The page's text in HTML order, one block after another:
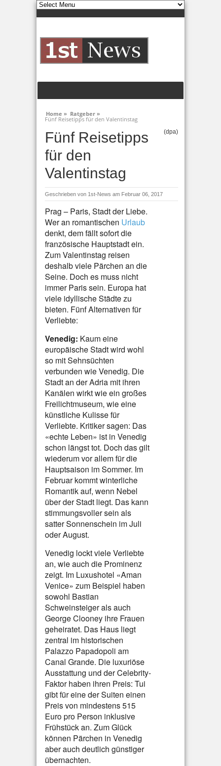
Home » Ratgeber »
Fünf Reisetipps für den Valentinstag
Fünf Reisetipps
für den
Valentinstag
(dpa)
Geschrieben von 1st-News am Februar 06, 2017
Prag – Paris, Stadt der Liebe.
Wer an romantischen Urlaub
denkt, dem fällt sofort die
französische Hauptstadt ein.
Zum Valentinstag reisen
deshalb viele Pärchen an die
Seine. Doch es muss nicht
immer Paris sein. Europa hat
viele idyllische Städte zu
bieten. Fünf Alternativen für
Verliebte:
Venedig: Kaum eine
europäische Stadt wird wohl
so mit Sehnsüchten
verbunden wie Venedig. Die
Stadt an der Adria mit ihren
Kanälen wirkt wie ein großes
Freilichtmuseum, wie eine
künstliche Kulisse für
Verliebte. Kritiker sagen: Das
«echte Leben» ist in Venedig
schon längst tot. Doch das gilt
wiederum vor allem für die
Hauptsaison im Sommer. Im
Februar kommt winterliche
Romantik auf, wenn Nebel
über der Stadt liegt. Das kann
stimmungsvoller sein als
satter Sonnenschein im Juli
oder August.
Venedig lockt viele Verliebte
an, wie auch die Prominenz
zeigt. Im Luxushotel «Aman
Venice» zum Beispiel haben
sowohl Bastian
Schweinsteiger als auch
George Clooney ihre Frauen
geheiratet. Das Haus liegt
zentral im historischen
Palazzo Papadopoli am
Canal Grande. Die luxuriöse
Ausstattung und der Celebrity-
Faktor haben ihren Preis: Tui
gibt für eine der Suiten einen
Preis von mindestens 515
Euro pro Person inklusive
Frühstück an. Zum Glück
können Pärchen in Venedig
aber auch deutlich günstiger
übernachten.